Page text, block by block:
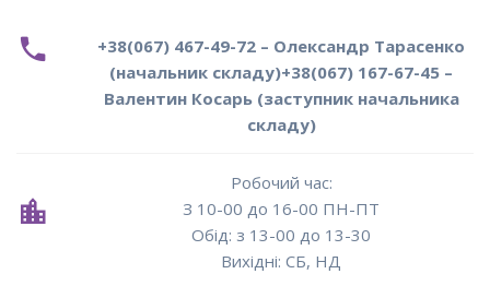
+38(067) 467-49-72 – Олександр Тарасенко
(начальник складу)+38(067) 167-67-45 –
Валентин Косарь (заступник начальника
складу)
Робочий час:
З 10-00 до 16-00 ПН-ПТ
Oбід: з 13-00 до 13-30
Вихідні: СБ, НД